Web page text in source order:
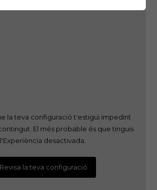
la teva configuració t'estigui impedint
El més probable és que tinguis
l'Experiència desactivada.
Revisa la teva configuració